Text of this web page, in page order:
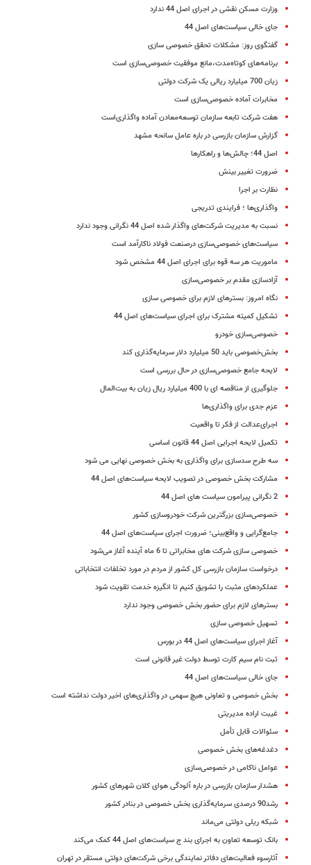
وزارت مسکن نقشی در اجرای اصل 44 ندارد
جای خالی سیاست‌های اصل 44
گفتگوی روز: مشکلات تحقق خصوصی سازی
برنامه‌های کوتاه‌مدت،مانع موفقیت خصوصی‌سازی است
زیان 700 میلیارد ریالی یک شرکت دولتی
مخابرات آماده خصوصی‌سازی است
هفت شرکت تابعه سازمان توسعه‌معادن آماده واگذاری‌است
گزارش سازمان بازرسی در باره عامل سانحه مشهد
اصل 44؛ چالش‌ها و راهکارها
ضرورت‌ تغییر بینش
نظارت بر اجرا
واگذاری‌ها ؛ فرایندی تدریجی
نسبت به مدیریت شرکت‌های واگذار شده اصل 44 نگرانی وجود ندارد
سیاست‌های خصوصی‌سازی درصنعت فولاد ناکارآمد است
ماموریت هر سه قوه برای اجرای اصل 44 مشخص شود
آزادسازی مقدم بر خصوصی‌سازی
نگاه امروز: بسترهای لازم برای خصوصی سازی
تشکیل کمیته مشترک برای اجرای سیاست‌های اصل 44
خصوصی‌سازی خودرو
بخش‌خصوصی باید 50 میلیارد دلار سرمایه‌گذاری کند
لایحه جامع خصوصی‌سازی در حال بررسی است
جلوگیری از مناقصه ای با 400 میلیارد ریال زیان به بیت‌المال
عزم جدی برای واگذاری‌ها
اجرای‌عدالت از فکر تا واقعیت
تکمیل لایحه اجرایی اصل 44 قانون اساسی
سه طرح سدسازی برای واگذاری به بخش خصوصی نهایی می شود
مشارکت بخش خصوصی در تصویب لایحه سیاست‌های اصل 44
2 نگرانی پیرامون سیاست های اصل 44
خصوصی‌سازی بزرگترین شرکت خودروسازی کشور
جامع‌گرایی و واقع‌بینی؛ ضرورت اجرای سیاست‌های اصل 44
خصوصی سازی شرکت های مخابراتی تا 6 ماه آینده آغاز می‌شود
درخواست سازمان بازرسی کل کشور از مردم در مورد تخلفات انتخاباتی
عملکردهای مثبت را تشویق کنیم تا انگیزه خدمت تقویت شود
بسترهای لازم برای حضور بخش خصوصی وجود ندارد
تسهیل خصوصی سازی
آغاز اجرای سیاست‌های اصل 44 در بورس
ثبت نام سیم کارت توسط دولت غیر قانونی است
جای خالی سیاست‌های اصل 44
بخش خصوصی و تعاونی هیچ سهمی در واگذاری‌های اخیر دولت نداشته است
غیبت اراده مدیریتی
سئوالات قابل تأمل
دغدغه‌های بخش خصوصی
عوامل ناکامی در خصوصی‌سازی
هشدار سازمان بازرسی در باره آلودگی هوای کلان شهرهای کشور
رشد90 درصدی سرمایه‌گذاری بخش خصوصی در بنادر کشور
شبکه ریلی دولتی می‌ماند
بانک توسعه تعاون به اجرای بند ج سیاست‌های اصل 44 کمک می‌کند
آثارسوء فعالیت‌‌های دفاتر نمایندگی برخی شرکت‌های دولتی مستقر در تهران